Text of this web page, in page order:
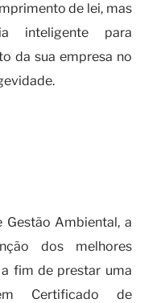
de lei, mas
inteligente para
da sua empresa no
Gestão Ambiental, a
dos melhores
fim de prestar uma
Certificado de